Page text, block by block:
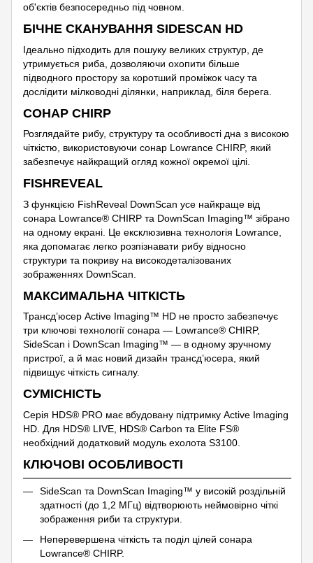
об'єктів безпосередньо під човном.
БІЧНЕ СКАНУВАННЯ SIDESCAN HD
Ідеально підходить для пошуку великих структур, де
утримується риба, дозволяючи охопити більше
підводного простору за коротший проміжок часу та
дослідити мілководні ділянки, наприклад, біля берега.
СОНАР CHIRP
Розглядайте рибу, структуру та особливості дна з високою
чіткістю, використовуючи сонар Lowrance CHIRP, який
забезпечує найкращий огляд кожної окремої цілі.
FISHREVEAL
З функцією FishReveal DownScan усе найкраще від
сонара Lowrance® CHIRP та DownScan Imaging™ зібрано
на одному екрані. Це ексклюзивна технологія Lowrance,
яка допомагає легко розпізнавати рибу відносно
структури та покриву на високодеталізованих
зображеннях DownScan.
МАКСИМАЛЬНА ЧІТКІСТЬ
Трансд’юсер Active Imaging™ HD не просто забезпечує
три ключові технології сонара — Lowrance® CHIRP,
SideScan і DownScan Imaging™ — в одному зручному
пристрої, а й має новий дизайн трансд’юсера, який
підвищує чіткість сигналу.
СУМІСНІСТЬ
Серія HDS® PRO має вбудовану підтримку Active Imaging
HD. Для HDS® LIVE, HDS® Carbon та Elite FS®
необхідний додатковий модуль ехолота S3100.
КЛЮЧОВІ ОСОБЛИВОСТІ
SideScan та DownScan Imaging™ у високій роздільній
здатності (до 1,2 МГц) відтворюють неймовірно чіткі
зображення риби та структури.
Неперевершена чіткість та поділ цілей сонара
Lowrance® CHIRP.